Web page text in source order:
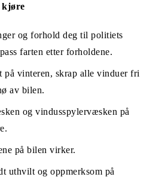
kjøre
og forhold deg til politiets
farten etter forholdene.
på vinteren, skrap alle vinduer fri
av bilen.
og vindusspylervæsken på
på bilen virker.
uthvilt og oppmerksom på